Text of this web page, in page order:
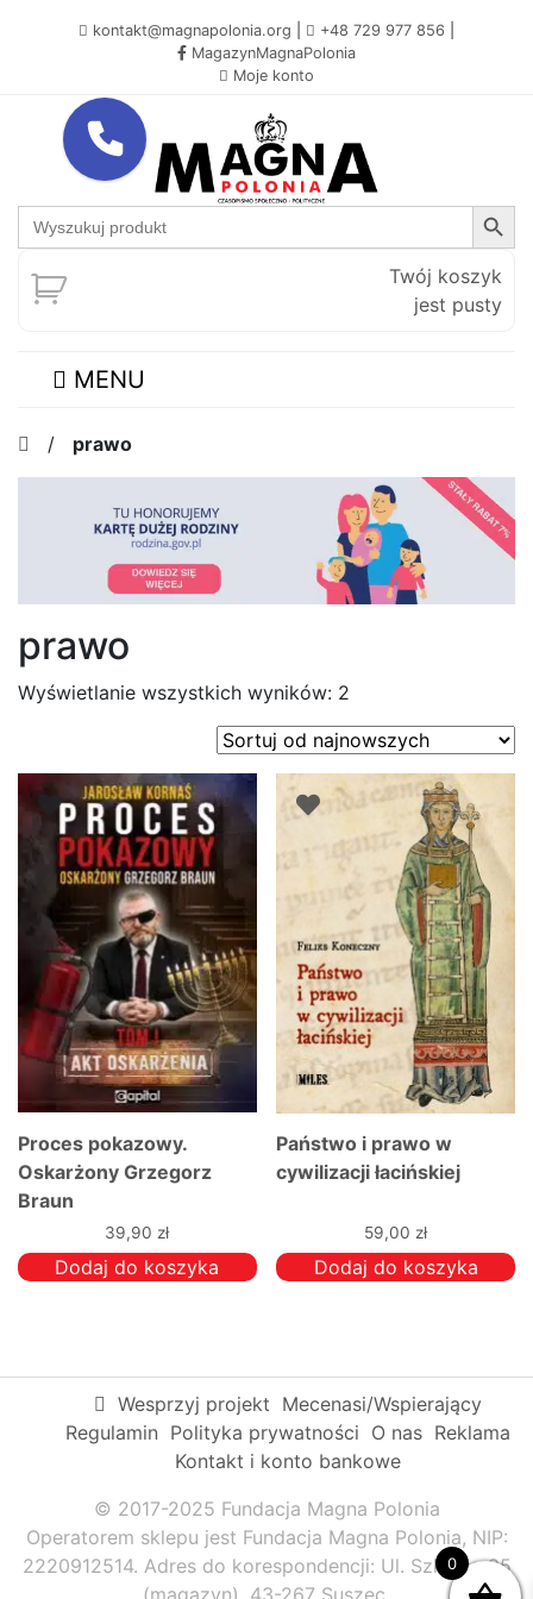
kontakt@magnapolonia.org +48 729 977 856
MagazynMagnaPolonia
Moje konto
Search
for:
Search Button
Twój koszyk
jest pusty
MENU
/ prawo
prawo
Wyświetlanie wszystkich wyników: 2
według
najnowszych
Proces pokazowy.
Oskarżony Grzegorz
Braun
39,90 zł
Dodaj do koszyka
Państwo i prawo w
cywilizacji łacińskiej
59,00 zł
Dodaj do koszyka
Wesprzyj projekt Mecenasi/Wspierający
Regulamin Polityka prywatności O nas Reklama
Kontakt i konto bankowe
© 2017-2025 Fundacja Magna Polonia
Operatorem sklepu jest Fundacja Magna Polonia, NIP:
2220912514. Adres do korespondencji: Ul. Szkolna 95
(magazyn), 43-267 Suszec.
0